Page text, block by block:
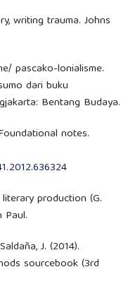
writing trauma. Johns
pascako-lonialisme.
dari buku
Bentang Budaya.
notes.
production (G.
Paul.
J. (2014).
sourcebook (3rd